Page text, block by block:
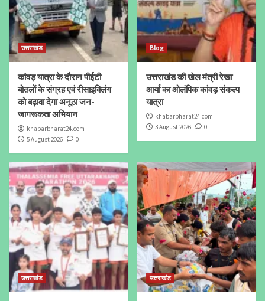
उत्तराखंड
कांवड़ यात्रा के दौरान पीईटी
बोतलों के संग्रह एवं रीसाइक्लिंग
को बढ़ावा देगा अनूठा जन-
जागरूकता अभियान
khabarbharat24.com
5 August 2026
0
Blog
उत्तराखंड की खेल मंत्री रेखा
आर्या का ओलंपिक कांवड़ संकल्प
यात्रा
khabarbharat24.com
3 August 2026
0
उत्तराखंड उत्तराखंड